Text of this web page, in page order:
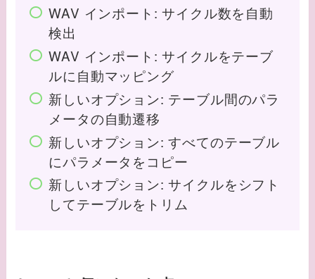
WAV インポート: サイクル数を自動
検出
WAV インポート: サイクルをテーブ
ルに自動マッピング
新しいオプション: テーブル間のパラ
メータの自動遷移
新しいオプション: すべてのテーブル
にパラメータをコピー
新しいオプション: サイクルをシフト
してテーブルをトリム